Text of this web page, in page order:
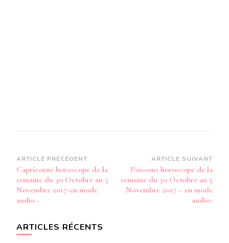
Navigation
d’article
ARTICLE PRÉCÉDENT
Capricorne horoscope de la
semaine du 30 Octobre au 5
Novembre 2017-en mode
audio –
ARTICLE SUIVANT
Poissons horoscope de la
semaine du 30 Octobre au 5
Novembre 2017 – en mode
audio-
ARTICLES RÉCENTS